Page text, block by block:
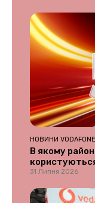
НОВИНИ VODAFONE
В якому
31 Липня 2026